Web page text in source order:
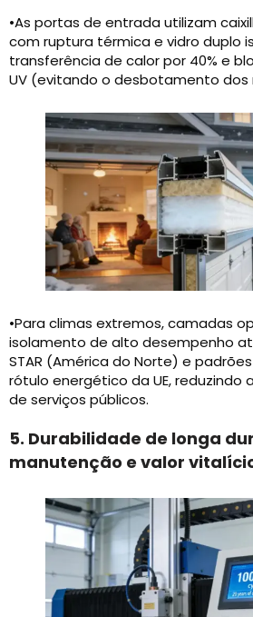
•As portas de entrada utilizam
com ruptura térmica e vidro duplo
transferência de calor por 40% e
UV (evitando o desbotamento dos
•Para climas extremos, camadas
isolamento de alto desempenho
STAR (América do Norte) e
rótulo energético da UE, reduzindo
de serviços públicos.
5. Durabilidade de longa
manutenção e valor